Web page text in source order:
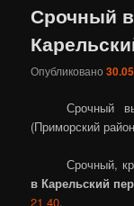
Срочный
Опубликовано
Срочный
(Приморский
Срочный,
в Карельский
21 40.